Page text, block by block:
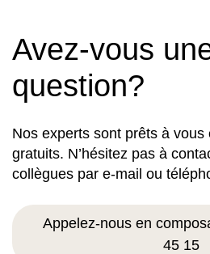
Avez-vous
question?
Nos experts sont prêts à
gratuits. N’hésitez pas à
collègues par e-mail ou
Appelez-nous en
45 15